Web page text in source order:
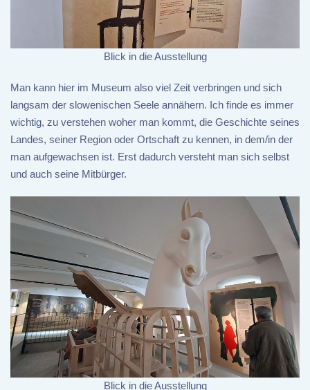
Blick in die Ausstellung
Man kann hier im Museum also viel Zeit verbringen und sich
langsam der slowenischen Seele annähern. Ich finde es immer
wichtig, zu verstehen woher man kommt, die Geschichte seines
Landes, seiner Region oder Ortschaft zu kennen, in dem/in der
man aufgewachsen ist. Erst dadurch versteht man sich selbst
und auch seine Mitbürger.
Blick in die Ausstellung